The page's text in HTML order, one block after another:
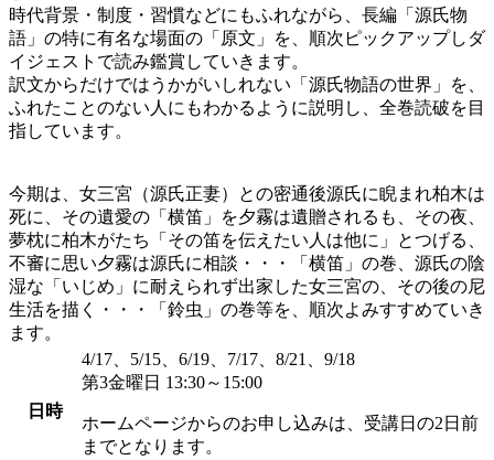
時代背景・制度・習慣などにもふれながら、長編「源氏物
語」の特に有名な場面の「原文」を、順次ピックアップしダ
イジェストで読み鑑賞していきます。
訳文からだけではうかがいしれない「源氏物語の世界」を、
ふれたことのない人にもわかるように説明し、全巻読破を目
指しています。
今期は、女三宮（源氏正妻）との密通後源氏に睨まれ柏木は
死に、その遺愛の「横笛」を夕霧は遺贈されるも、その夜、
夢枕に柏木がたち「その笛を伝えたい人は他に」とつげる、
不審に思い夕霧は源氏に相談・・・「横笛」の巻、源氏の陰
湿な「いじめ」に耐えられず出家した女三宮の、その後の尼
生活を描く・・・「鈴虫」の巻等を、順次よみすすめていき
ます。
日時
4/17、5/15、6/19、7/17、8/21、9/18
第3金曜日 13:30～15:00
ホームページからのお申し込みは、受講日の2日前
までとなります。